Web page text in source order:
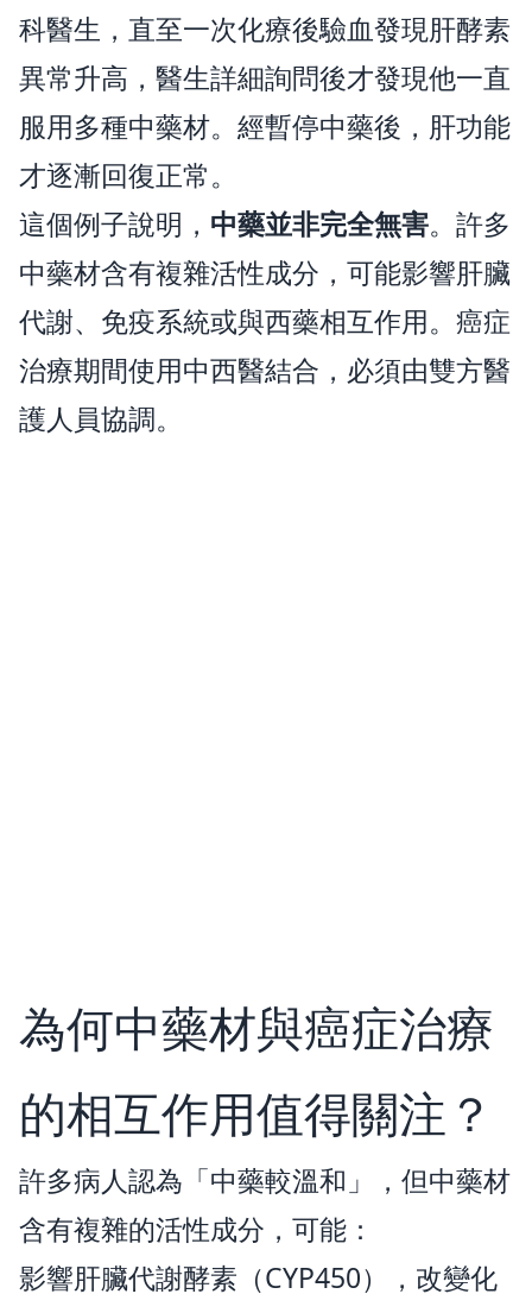
科醫生，直至一次化療後驗血發現肝酵素
異常升高，醫生詳細詢問後才發現他一直
服用多種中藥材。經暫停中藥後，肝功能
才逐漸回復正常。
這個例子說明， 中藥並非完全無害。許多
中藥材含有複雜活性成分，可能影響肝臟
代謝、免疫系統或與西藥相互作用。癌症
治療期間使用中西醫結合，必須由雙方醫
護人員協調。
為何中藥材與癌症治療
的相互作用值得關注？
許多病人認為「中藥較溫和」，但中藥材
含有複雜的活性成分，可能：
影響肝臟代謝酵素（CYP450），改變化